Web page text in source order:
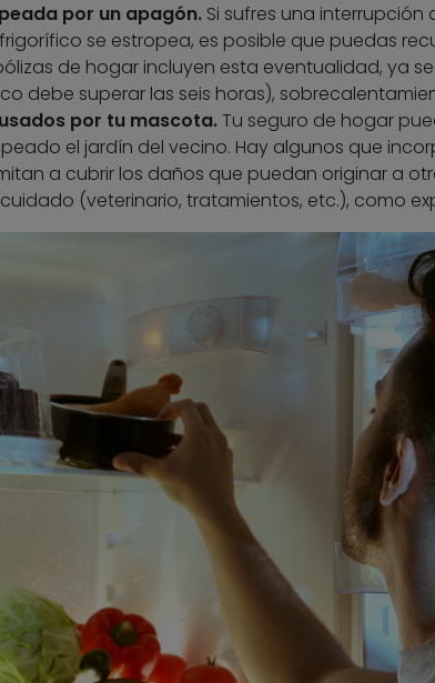
por un apagón. Si sufres una
se estropea, es posible que puedas
de hogar incluyen esta eventualidad, ya
debe superar las seis horas),
por tu mascota.Tu seguro de hogar
el jardín del vecino. Hay algunos que
a cubrir los daños que puedan originar a
(veterinario, tratamientos, etc.), como